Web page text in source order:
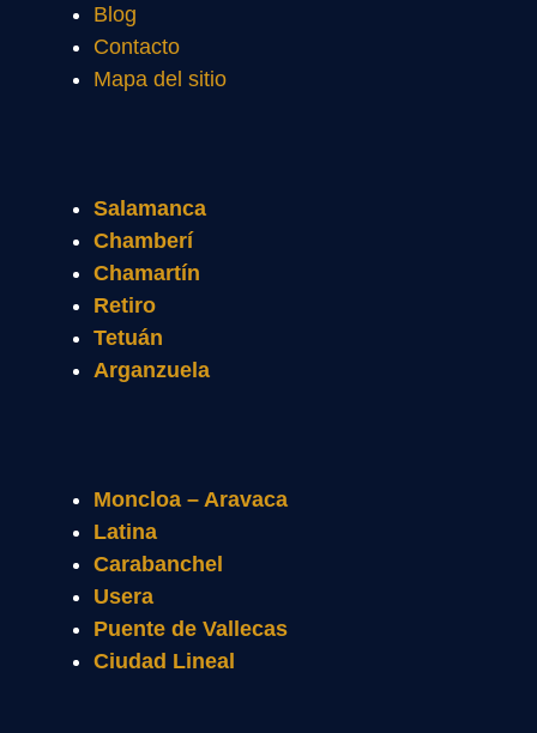
Blog
Contacto
Mapa del sitio
Salamanca
Chamberí
Chamartín
Retiro
Tetuán
Arganzuela
Moncloa – Aravaca
Latina
Carabanchel
Usera
Puente de Vallecas
Ciudad Lineal